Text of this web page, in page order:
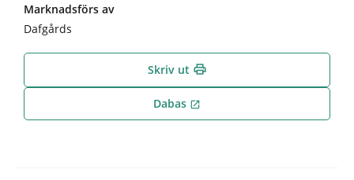
Marknadsförs av
Dafgårds
Skriv ut print
Dabas open_in_new